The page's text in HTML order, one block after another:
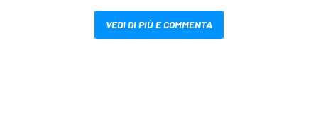
VEDI DI PIÙ E COMMENTA